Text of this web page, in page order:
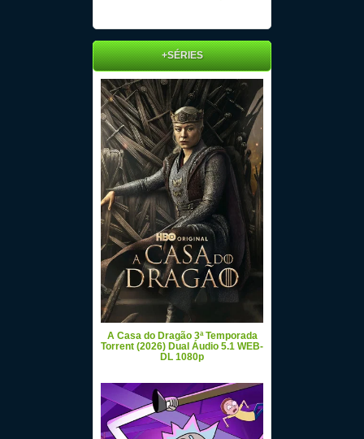
+SÉRIES
A Casa do Dragão 3ª Temporada
Torrent (2026) Dual Áudio 5.1 WEB-
DL 1080p